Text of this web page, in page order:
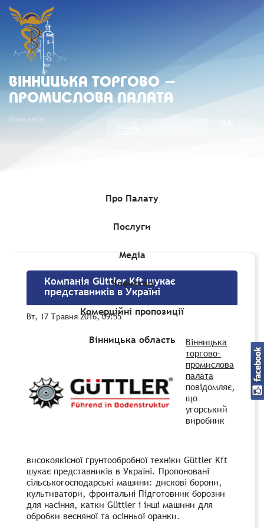
ВIННИЦЬКА ТОРГОВО -
ПРОМИСЛОВА ПАЛАТА
Мапа сайту
Про Палату
Послуги
Медіа
Членство
Комерційні пропозиції
Вінницька область
Комерційні пропозиції»Компанія Güttler Kft шукає
Компанія Güttler Kft шукає
представників в Україні
Вт, 17 Травня 2016, 09:55
Вінницька
торгово-
промислова
палата
повідомляє,
що
угорський
виробник
високоякісної грунтообробної техніки Güttler Kft
шукає представників в Україні. Пропоновані
сільськогосподарські машини: дискові борони,
культиватори, фронтальні Підготовник борозни
для насіння, катки Güttler і інші машини для
обробки весняної та осінньої оранки.